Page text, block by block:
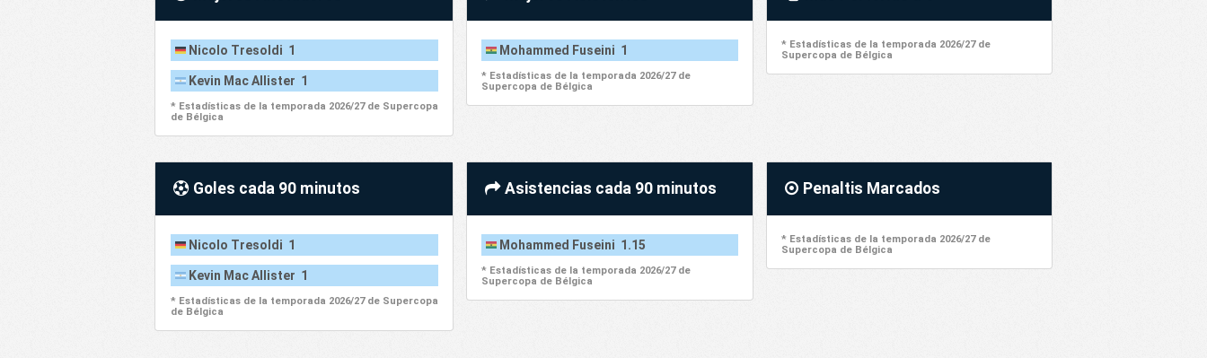
Nicolo Tresoldi 1
Kevin Mac Allister 1
* Estadísticas de la temporada 2026/27 de Supercopa
de Bélgica
Mohammed Fuseini 1
* Estadísticas de la temporada 2026/27 de
Supercopa de Bélgica
* Estadísticas de la temporada 2026/27 de
Supercopa de Bélgica
Goles cada 90 minutos
Nicolo Tresoldi 1
Kevin Mac Allister 1
* Estadísticas de la temporada 2026/27 de Supercopa
de Bélgica
Asistencias cada 90 minutos
Mohammed Fuseini 1.15
* Estadísticas de la temporada 2026/27 de
Supercopa de Bélgica
Penaltis Marcados
* Estadísticas de la temporada 2026/27 de
Supercopa de Bélgica